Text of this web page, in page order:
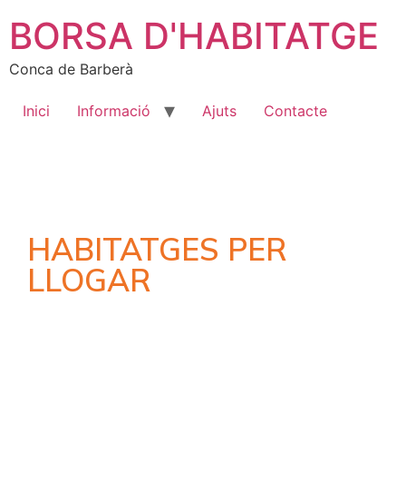
BORSA D'HABITATGE
Conca de Barberà
Inici Informació Ajuts Contacte
HABITATGES PER
LLOGAR